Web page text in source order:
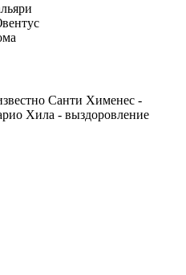
Санти Хименес -
Хила - выздоровление